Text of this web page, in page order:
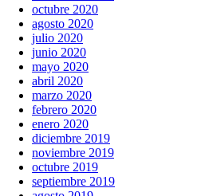
octubre 2020
agosto 2020
julio 2020
junio 2020
mayo 2020
abril 2020
marzo 2020
febrero 2020
enero 2020
diciembre 2019
noviembre 2019
octubre 2019
septiembre 2019